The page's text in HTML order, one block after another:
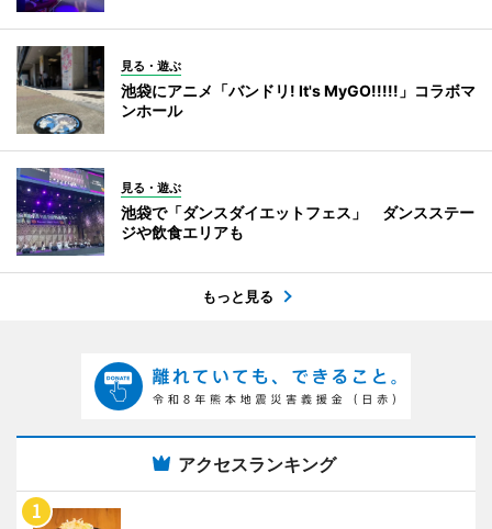
見る・遊ぶ
池袋にアニメ「バンドリ! It's MyGO!!!!!」コラボマ
ンホール
見る・遊ぶ
池袋で「ダンスダイエットフェス」 ダンスステー
ジや飲食エリアも
もっと見る
アクセスランキング